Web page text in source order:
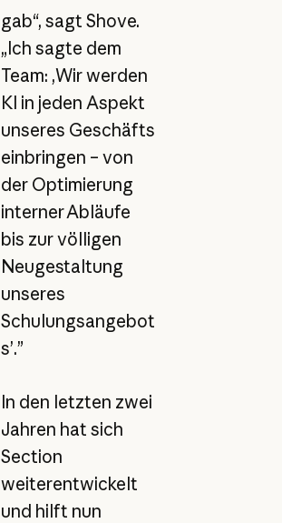
gab“, sagt Shove.
„Ich sagte dem
Team: ‚Wir werden
KI in jeden Aspekt
unseres Geschäfts
einbringen – von
der Optimierung
interner Abläufe
bis zur völligen
Neugestaltung
unseres
Schulungsangebot
s’.”
In den letzten zwei
Jahren hat sich
Section
weiterentwickelt
und hilft nun